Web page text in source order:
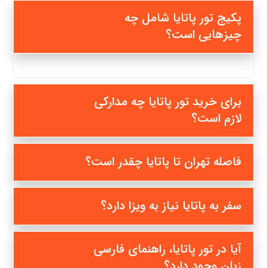
پکیج تور پاتایا شامل چه
چیزهایی است؟
برای خرید تور پاتایا چه مدارکی
لازم است؟
فاصله تهران تا پاتایا چقدر است؟
سفر به پاتایا نیاز به ویزا دارد؟
آیا در تور پاتایا، راهنمای فارسی